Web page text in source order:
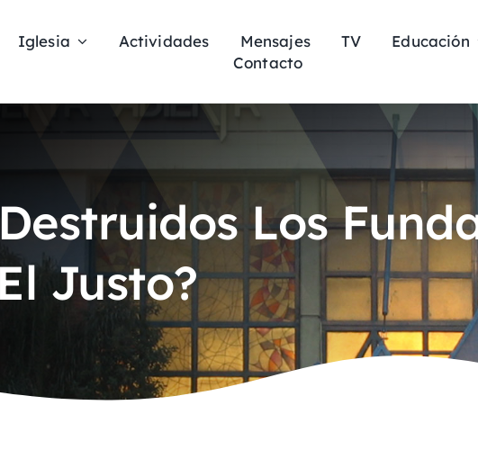
Iglesia Actividades Mensajes TV
Educación
Contacto
Los
Justo?